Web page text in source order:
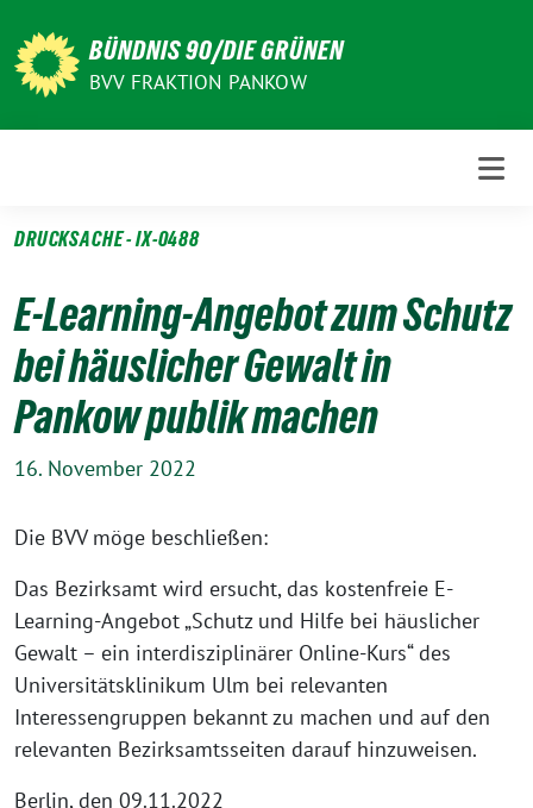
zum
Inhalt
BÜNDNIS 90/DIE GRÜNEN
BVV FRAKTION PANKOW
DRUCKSACHE - IX-0488
E-Learning-Angebot zum Schutz
bei häuslicher Gewalt in
Pankow publik machen
16. November 2022
Die BVV möge beschließen:
Das Bezirksamt wird ersucht, das kostenfreie E-
Learning-Angebot „Schutz und Hilfe bei häuslicher
Gewalt – ein interdisziplinärer Online-Kurs“ des
Universitätsklinikum Ulm bei relevanten
Interessengruppen bekannt zu machen und auf den
relevanten Bezirksamtsseiten darauf hinzuweisen.
Berlin, den 09.11.2022